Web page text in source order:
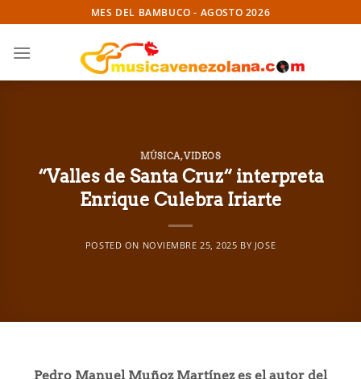
to
content
MES DEL BAMBUCO - AGOSTO 2026
MÚSICA,VIDEOS
“Valles de Santa Cruz“ interpreta
Enrique Culebra Iriarte
POSTED ON NOVIEMBRE 25, 2025 BY JOSE
Pedro Manuel Muñoz Martínez es el autor del